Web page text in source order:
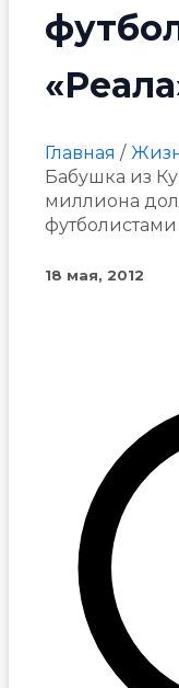
Главная
Бабушка из
миллиона
футболистами
18 мая, 2012